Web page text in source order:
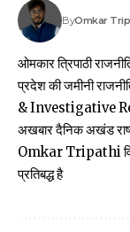
ByOmkar
ओमकार त्रिपाठी
प्रदेश की जमीनी
& Investigative
अखबार दैनिक अखंड
Omkar Tripathi विशेष
प्रतिबद्ध है